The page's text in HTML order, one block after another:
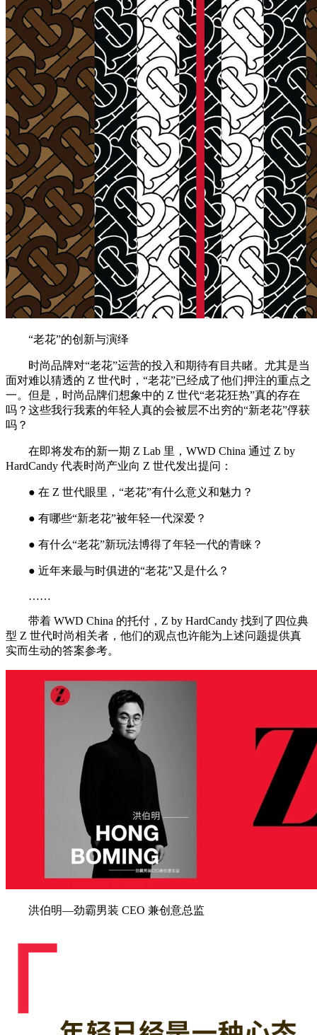
“老花”的创新与演绎
时尚品牌对“老花”运营的投入和期待有目共睹。尤其是当
面对难以猜透的 Z 世代时，“老花”已经成了他们押注的重点之
一。但是，时尚品牌们想象中的 Z 世代“老花狂热”真的存在
吗？这些我行我素的年轻人真的会被层不出穷的“新老花”俘获
吗？
在即将发布的新一期 Z Lab 里，WWD China 通过 Z by
HardCandy 代表时尚产业向 Z 世代发出提问：
● 在 Z 世代眼里，“老花”有什么意义和魅力？
● 有哪些“新老花”被年轻一代深爱？
● 有什么“老花”新玩法博得了年轻一代的青睐？
● 近年来最与时俱进的“老花”又是什么？
……
带着 WWD China 的托付，Z by HardCandy 找到了四位典
型 Z 世代时尚相关者，他们的观点也许能为上述问题提供真
实而生动的答案参考。
洪伯明—劲霸男装 CEO 兼创意总监